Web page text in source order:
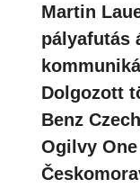
Martin
pályafutás
Dolgozott
Benz
Ogilvy